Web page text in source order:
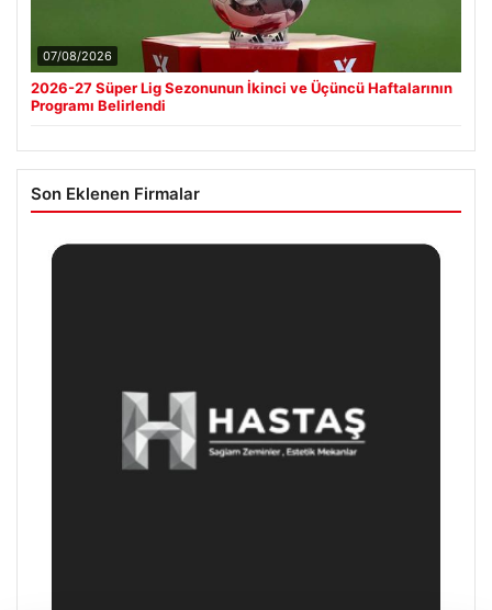
07/08/2026
2026-27 Süper Lig Sezonunun İkinci ve Üçüncü Haftalarının
Programı Belirlendi
Son Eklenen Firmalar